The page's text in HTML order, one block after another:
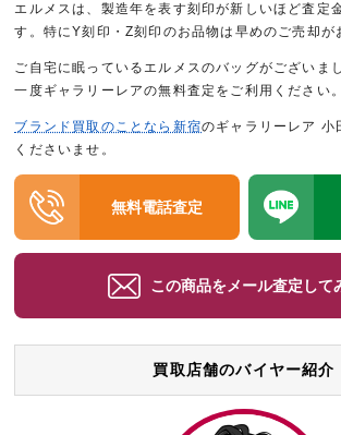
エルメスは、製造年を表す刻印が新しいほど査定
す。特にY刻印・Z刻印のお品物は早めのご売却が
ご自宅に眠っているエルメスのバッグがございま
一度ギャラリーレアの無料査定をご利用ください。
ブランド買取のことなら新宿のギャラリーレア 小
くださいませ。
無料電話査定
この商品をメール査定して
買取店舗のバイヤー紹介